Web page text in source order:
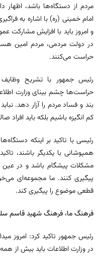
مردم از دستگاه‌ها باشد، اظهار
در دولت مردمی، مردم امین
حراست می‌کنند.
رئیس جمهور با تشریح وظایف
حراست‌ها چشم بینای وزارت
بند و فساد مردم را آزار دهد.
کم انگیزه باشیم بلکه باید
رئیسی با تاکید بر اینکه
همپوشانی با یکدیگر باشند،
مشکلات پیشگام باشد و در عین
پیگیری کنند. ما مجموعه‌ای
قطعی موضوع را پیگیری کند.
فرهنگ ما، فرهنگ شهید قاسم
رئیس جمهور تاکید کرد: امروز
در وزارت اطلاعات باید بیش از